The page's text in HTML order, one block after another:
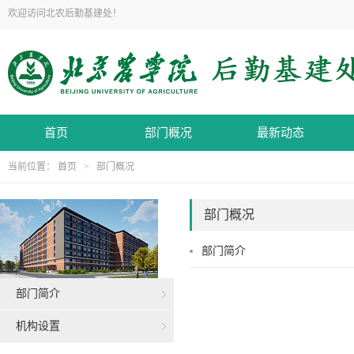
欢迎访问北农后勤基建处！
首页 部门概况 最新动态
当前位置： 首页 > 部门概况
部门简介
机构设置
部门概况
部门简介